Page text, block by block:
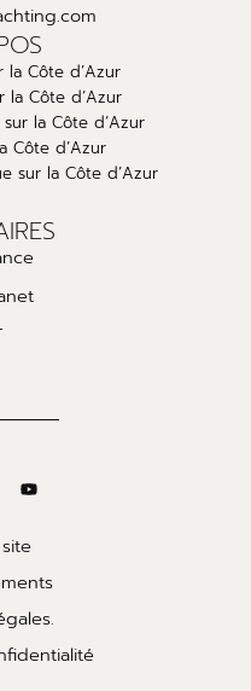
la Côte d’Azur
la Côte d’Azur
la Côte d’Azur
Côte d’Azur
sur la Côte d’Azur